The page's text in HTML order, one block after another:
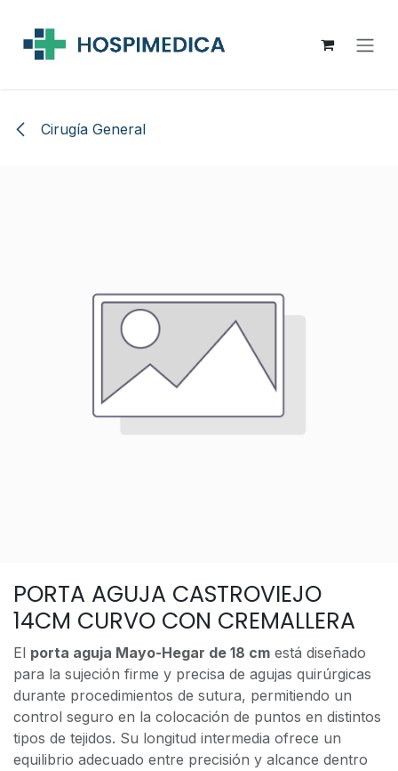
Cirugía General
PORTA AGUJA CASTROVIEJO
14CM CURVO CON CREMALLERA
El porta aguja Mayo-Hegar de 18 cm está diseñado
para la sujeción firme y precisa de agujas quirúrgicas
durante procedimientos de sutura, permitiendo un
control seguro en la colocación de puntos en distintos
tipos de tejidos. Su longitud intermedia ofrece un
equilibrio adecuado entre precisión y alcance dentro